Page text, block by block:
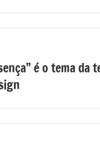
é o tema da